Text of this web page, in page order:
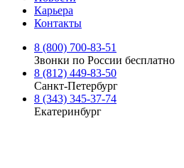
Карьера
Контакты
8 (800) 700-83-51
Звонки по России бесплатно
8 (812) 449-83-50
Санкт-Петербург
8 (343) 345-37-74
Екатеринбург